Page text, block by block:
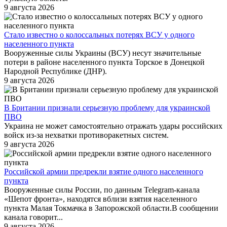
9 августа 2026
Стало известно о колоссальных потерях ВСУ у одного
населенного пункта
Вооруженные силы Украины (ВСУ) несут значительные
потери в районе населенного пункта Торское в Донецкой
Народной Республике (ДНР).
9 августа 2026
В Британии признали серьезную проблему для украинской
ПВО
Украина не может самостоятельно отражать удары российских
войск из-за нехватки противоракетных систем.
9 августа 2026
Российской армии предрекли взятие одного населенного
пункта
Вооруженные силы России, по данным Telegram-канала
«Шепот фронта», находятся вблизи взятия населенного
пункта Малая Токмачка в Запорожской области.В сообщении
канала говорит...